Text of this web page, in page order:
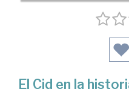
El Cid en la